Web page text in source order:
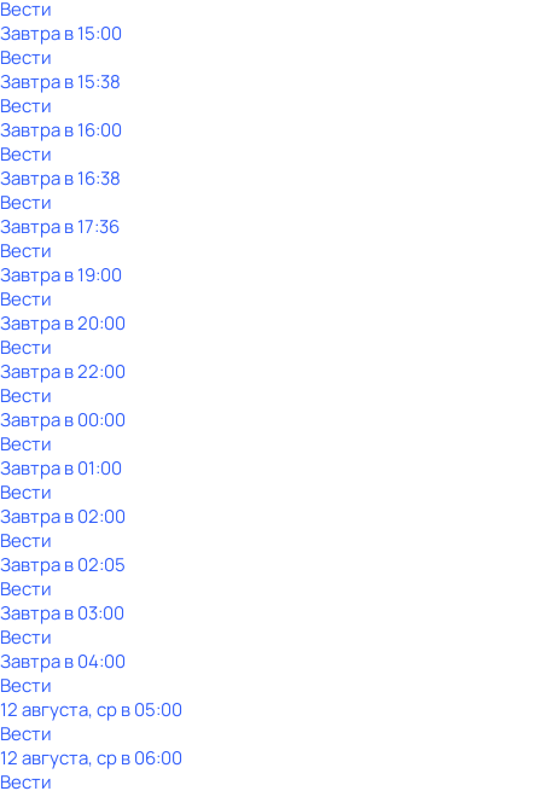
Вести
Завтра в 15:00
Вести
Завтра в 15:38
Вести
Завтра в 16:00
Вести
Завтра в 16:38
Вести
Завтра в 17:36
Вести
Завтра в 19:00
Вести
Завтра в 20:00
Вести
Завтра в 22:00
Вести
Завтра в 00:00
Вести
Завтра в 01:00
Вести
Завтра в 02:00
Вести
Завтра в 02:05
Вести
Завтра в 03:00
Вести
Завтра в 04:00
Вести
12 августа, ср в 05:00
Вести
12 августа, ср в 06:00
Вести